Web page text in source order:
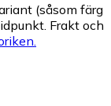
(såsom färg
Frakt och